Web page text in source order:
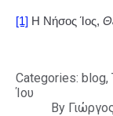
[1] Η Νήσος Ίος,
Categories: blog,
Ίου
By